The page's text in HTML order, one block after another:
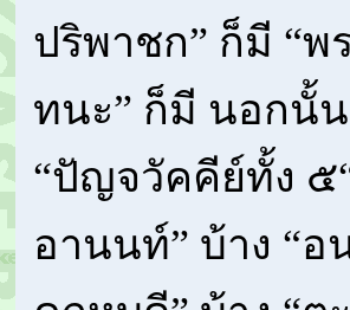
ปริพาชก” ก็มี “พ
ทนะ” ก็มี นอกนั้
“ปัญจวัคคีย์ทั้ง ๕
อานนท์” บ้าง “